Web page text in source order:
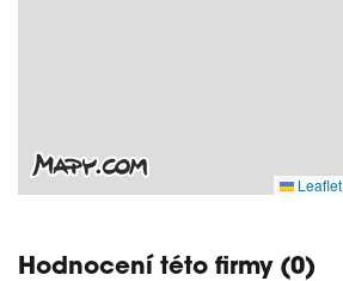
Leaflet
Hodnocení této firmy (0)